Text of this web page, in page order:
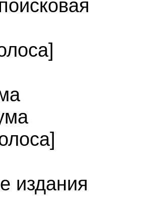
издания